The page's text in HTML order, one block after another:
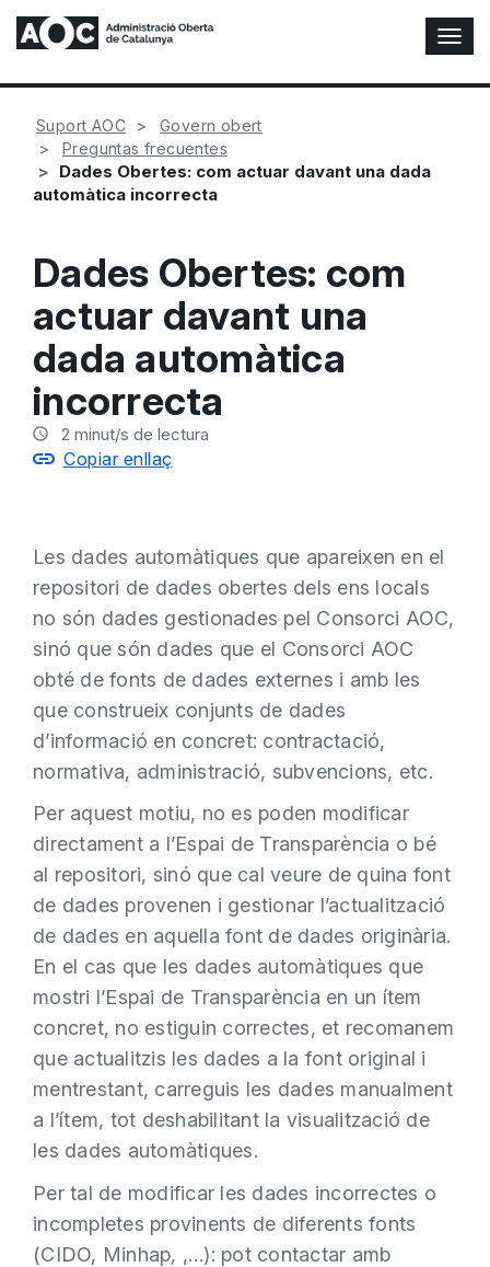
A
l
t
Suport AOC
Govern obert
Preguntas frecuentes
Dades Obertes: com actuar davant una dada
automàtica incorrecta
Dades Obertes: com
actuar davant una
dada automàtica
incorrecta
2 minut/s de lectura
Copiar enllaç
Les dades automàtiques que apareixen en el
repositori de dades obertes dels ens locals
no són dades gestionades pel Consorci AOC,
sinó que són dades que el Consorci AOC
obté de fonts de dades externes i amb les
que construeix conjunts de dades
d’informació en concret: contractació,
normativa, administració, subvencions, etc.
Per aquest motiu, no es poden modificar
directament a l’Espai de Transparència o bé
al repositori, sinó que cal veure de quina font
de dades provenen i gestionar l’actualització
de dades en aquella font de dades originària.
En el cas que les dades automàtiques que
mostri l’Espai de Transparència en un ítem
concret, no estiguin correctes, et recomanem
que actualitzis les dades a la font original i
mentrestant, carreguis les dades manualment
a l’ítem, tot deshabilitant la visualització de
les dades automàtiques.
Per tal de modificar les dades incorrectes o
incompletes provinents de diferents fonts
(CIDO, Minhap, ,…): pot contactar amb